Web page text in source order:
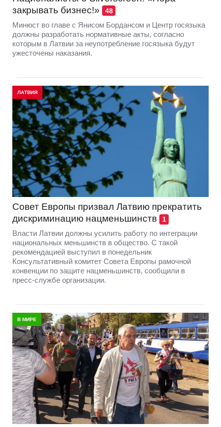
закрывать бизнес!»
48
Минюст во главе с Янисом Бордансом и Центр госязыка
должны разработать нормативные акты, согласно
которым в Латвии за неупотребление госязыка будут
ужесточены наказания.
ЛАТВИЯ
Совет Европы призвал Латвию прекратить
дискриминацию нацменьшинств
1
Власти Латвии должны усилить работу по интеграции
национальных меньшинств в общество. С такой
рекомендацией выступил в понедельник
Консультативный комитет Совета Европы рамочной
конвенции по защите нацменьшинств, сообщили в
пресс-службе организации.
В МИРЕ